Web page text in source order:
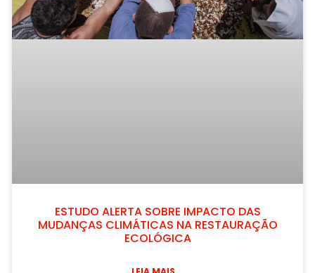
ESTUDO ALERTA SOBRE IMPACTO DAS
MUDANÇAS CLIMÁTICAS NA RESTAURAÇÃO
ECOLÓGICA